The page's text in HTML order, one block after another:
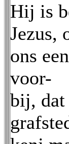
Hij is
Jezus,
ons
voor-
bij, dat